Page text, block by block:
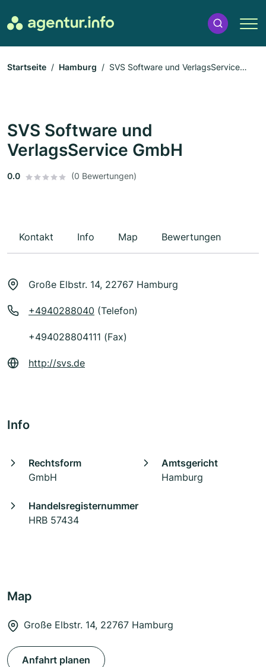
Startseite Hamburg
SVS Software und VerlagsService
SVS Software und
VerlagsService GmbH
0.0 (0 Bewertungen)
Kontakt Info Map Bewertungen
Große Elbstr. 14, 22767 Hamburg
+4940288040 (Telefon)
+494028804111 (Fax)
http://svs.de
Info
Rechtsform
GmbH
Amtsgericht
Hamburg
Handelsregisternummer
HRB 57434
Map
Große Elbstr. 14, 22767 Hamburg
Anfahrt planen